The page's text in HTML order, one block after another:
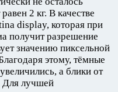
2 кг. В качестве
display, которая при
получит разрешение
значению пиксельной
этому, тёмные
а блики от
Для лучшей